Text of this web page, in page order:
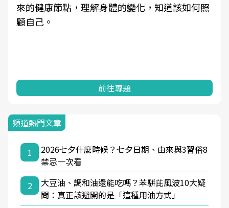
來的健康節點，理解身體的變化，知道該如何照
顧自己。
前往專題
頻道熱門文章
1
2026七夕什麼時候？七夕日期、由來與3習俗8
禁忌一次看
2
大豆油、調和油還能吃嗎？苯駢芘風波10大疑
問：真正該避開的是「這種用油方式」